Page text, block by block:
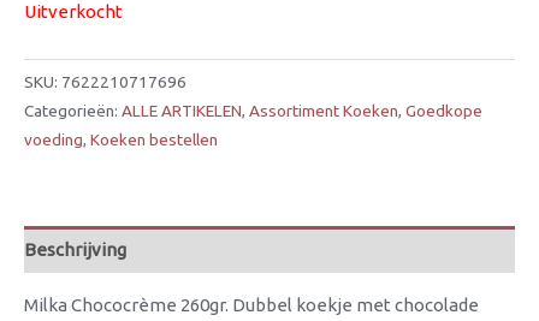
Uitverkocht
SKU: 7622210717696
Categorieën: ALLE ARTIKELEN, Assortiment Koeken, Goedkope
voeding, Koeken bestellen
Beschrijving
Milka Chococrème 260gr. Dubbel koekje met chocolade